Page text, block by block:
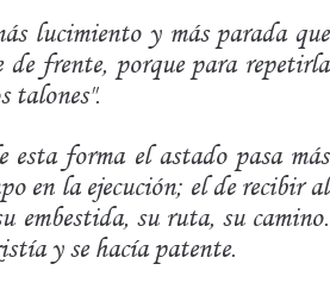
lucimiento y más parada que
frente, porque para repetirla
talones".
esta forma el astado pasa más
en la ejecución; el de recibir al
embestida, su ruta, su camino.
y se hacía patente.